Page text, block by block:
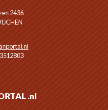
2436
.nl